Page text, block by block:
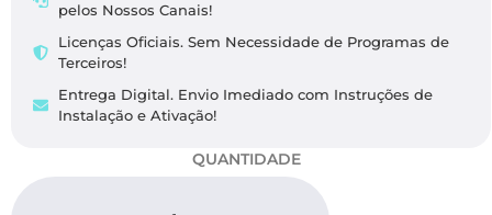
pelos Nossos Canais!
Licenças Oficiais. Sem Necessidade de Programas de
Terceiros!
Entrega Digital. Envio Imediado com Instruções de
Instalação e Ativação!
QUANTIDADE